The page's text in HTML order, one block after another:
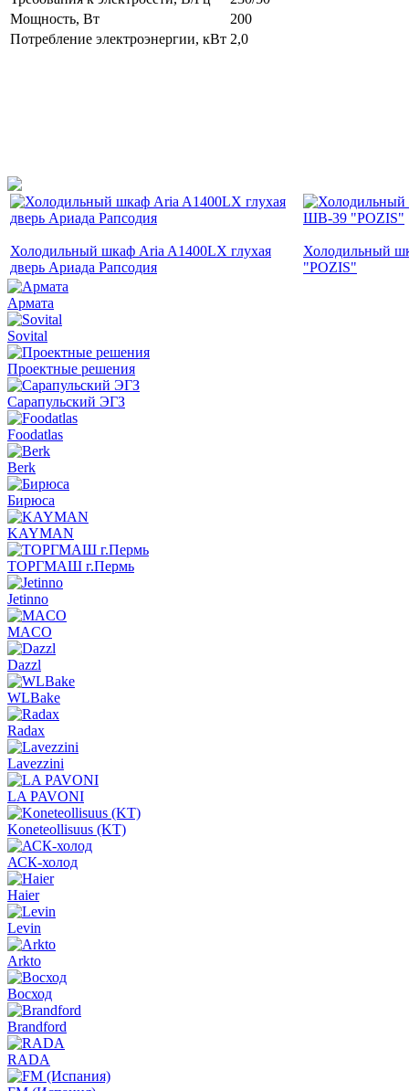
Мощность, Вт
200
Потребление электроэнергии, кВт 2,0
Холодильный шкаф Aria A1400LX глухая
дверь Ариада Рапсодия
Холодильный
"POZIS"
Армата
Sovital
Проектные решения
Сарапульский ЭГЗ
Foodatlas
Berk
Бирюса
KAYMAN
ТОРГМАШ г.Пермь
Jetinno
MACO
Dazzl
WLBake
Radax
Lavezzini
LA PAVONI
Koneteollisuus (KT)
АСК-холод
Haier
Levin
Arkto
Восход
Brandford
RADA